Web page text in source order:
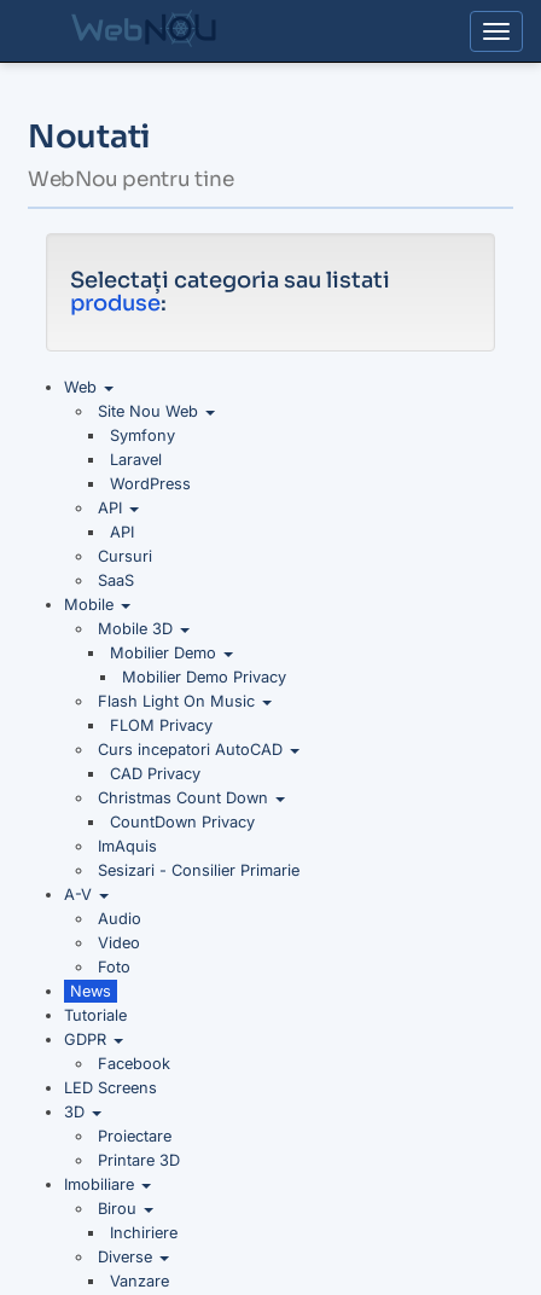
Noutati
WebNou pentru tine
Selectați categoria sau listati
produse:
Web
Site Nou Web
Symfony
Laravel
WordPress
API
API
Cursuri
SaaS
Mobile
Mobile 3D
Mobilier Demo
Mobilier Demo Privacy
Flash Light On Music
FLOM Privacy
Curs incepatori AutoCAD
CAD Privacy
Christmas Count Down
CountDown Privacy
ImAquis
Sesizari - Consilier Primarie
A-V
Audio
Video
Foto
News
Tutoriale
GDPR
Facebook
LED Screens
3D
Proiectare
Printare 3D
Imobiliare
Birou
Inchiriere
Diverse
Vanzare